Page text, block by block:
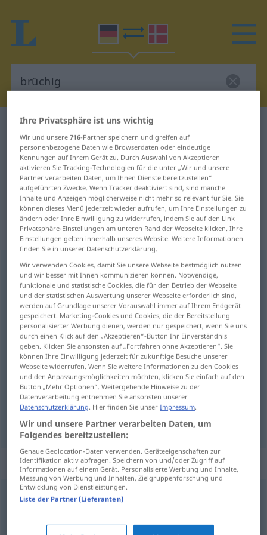
Deutsch-Dänisch Wörterbuch
Deutsch-Dänisch Übersetzung für
"brüchig"
"brüchig" Dänisch Übersetzung
„brüchig“
brüchig
Übersicht aller Übersetzungen
(Für mehr Details die Übersetzung anklicken/antippen)
revnet, sprukken, skør, skrøbelig
revnet,sprukken brüchig
skør,skrøbelig brüchig
Synonyme für "brüchig"
fehlerhaft ,(völlig) kaputt,hinüber (ugs.)
zermahlen,lückenhaft,auseinander (ugs.),baufällig
Ihre Privatsphäre ist uns wichtig
Wir und unsere716-Partner speichern und greifen auf
personenbezogene Daten wie Browserdaten oder eindeutige
Kennungen auf Ihrem Gerät zu. Durch Auswahl von Akzeptieren
aktivieren Sie Tracking-Technologien für die unter „Wir und unsere
Partner verarbeiten Daten, um Ihnen Dienste bereitzustellen“
aufgeführten Zwecke. Wenn Tracker deaktiviert sind, sind manche
Inhalte und Anzeigen möglicherweise nicht mehr so relevant für Sie. Sie
können dieses Menü jederzeit wieder aufrufen, um Ihre Einstellungen zu
ändern oder Ihre Einwilligung zu widerrufen, indem Sie auf den Link
Privatsphäre-Einstellungen am unteren Rand der Webseite klicken. Ihre
Einstellungen gelten innerhalb unseres Website. Weitere Informationen
finden Sie in unserer Datenschutzerklärung.
Wir verwenden Cookies, damit Sie unsere Webseite bestmöglich nutzen
und wir besser mit Ihnen kommunizieren können. Notwendige,
funktionale und statistische Cookies, die für den Betrieb der Webseite
und der statistischen Auswertung unserer Webseite erforderlich sind,
werden auf Grundlage unserer Vorauswahl immer auf Ihrem Endgerät
gespeichert. Marketing-Cookies und Cookies, die der Bereitstellung
personalisierter Werbung dienen, werden nur gespeichert, wenn Sie uns
durch einen Klick auf den „Akzeptieren“-Button Ihr Einverständnis
geben. Klicken Sie ansonsten auf „Fortfahren ohne Akzeptieren“. Sie
können Ihre Einwilligung jederzeit für zukünftige Besuche unserer
Webseite widerrufen. Wenn Sie weitere Informationen zu den Cookies
und den Anpassungsmöglichkeiten möchten, klicken Sie einfach auf den
Button „Mehr Optionen“. Weitergehende Hinweise zu der
Datenverarbeitung entnehmen Sie ansonsten unserer
Datenschutzerklärung. Hier finden Sie unserImpressum.
Wir und unsere Partner verarbeiten Daten, um
Folgendes bereitzustellen:
Genaue Geolocation-Daten verwenden. Geräteeigenschaften zur
Identifikation aktiv abfragen. Speichern von und/oder Zugriff auf
Informationen auf einem Gerät. Personalisierte Werbung und Inhalte,
Messung von Werbung und Inhalten, Zielgruppenforschung und
Entwicklung von Dienstleistungen.
Liste der Partner (Lieferanten)